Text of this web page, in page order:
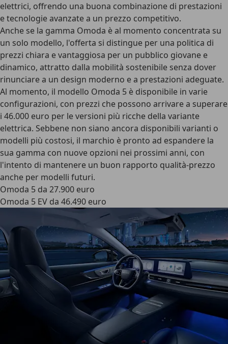
elettrici, offrendo una buona combinazione di prestazioni
e tecnologie avanzate a un prezzo competitivo.
Anche se la gamma Omoda è al momento concentrata su
un solo modello, l'offerta si distingue per una politica di
prezzi chiara e vantaggiosa per un pubblico giovane e
dinamico, attratto dalla mobilità sostenibile senza dover
rinunciare a un design moderno e a prestazioni adeguate.
Al momento, il modello Omoda 5 è disponibile in varie
configurazioni, con prezzi che possono arrivare a superare
i 46.000 euro per le versioni più ricche della variante
elettrica. Sebbene non siano ancora disponibili varianti o
modelli più costosi, il marchio è pronto ad espandere la
sua gamma con nuove opzioni nei prossimi anni, con
l'intento di mantenere un buon rapporto qualità-prezzo
anche per modelli futuri.
Omoda 5 da 27.900 euro
Omoda 5 EV da 46.490 euro